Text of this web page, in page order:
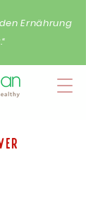
Ernährung